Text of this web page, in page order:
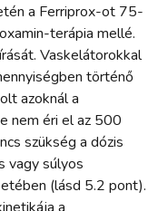
a Ferriprox-ot 75-
terápia mellé.
Vaskelátorokkal
történő
azoknál a
nem éri el az 500
szükség a dózis
vagy súlyos
(lásd 5.2 pont).